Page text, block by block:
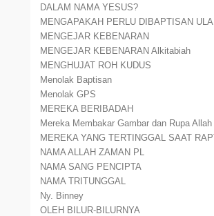
DALAM NAMA YESUS?
MENGAPAKAH PERLU DIBAPTISAN
MENGEJAR KEBENARAN
MENGEJAR KEBENARAN Alkitabiah
MENGHUJAT ROH KUDUS
Menolak Baptisan
Menolak GPS
MEREKA BERIBADAH
Mereka Membakar Gambar dan Rupa Allah
MEREKA YANG TERTINGGAL SAAT
NAMA ALLAH ZAMAN PL
NAMA SANG PENCIPTA
NAMA TRITUNGGAL
Ny. Binney
OLEH BILUR-BILURNYA